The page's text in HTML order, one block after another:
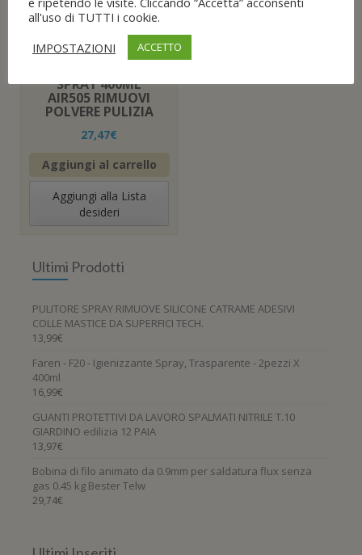
ARIA COMPRESSA 6
SPRAY 400ML
AIR505 RIMUOVI
POLVERE PULIZIA
27,47€
Aggiungi al carrello
Aggiungi alla Lista
desideri
Ultimi Prodotti
PULITORE SPRAY RIMUOVE SILICONE CATRAME ADESIVI
COLLE MASTICE DA SUPERFICI TECH.
13,99€
Faren - F20 - Igienizzante Spray, Trasparente - 2pezzi X
400ml
16,99€
GUANTI PROTETTIVI DA LAVORO SPALMATI NITRILE T.10
GIARDINO edilizia 12 PAIA
13,97€
Bobina di filo animato da 0.9mm per saldatura flux senza
gas 0.45 kg Bester Telw
29,74€
all'uso di TUTTI i cookie.
IMPOSTAZIONI
ACCETTO